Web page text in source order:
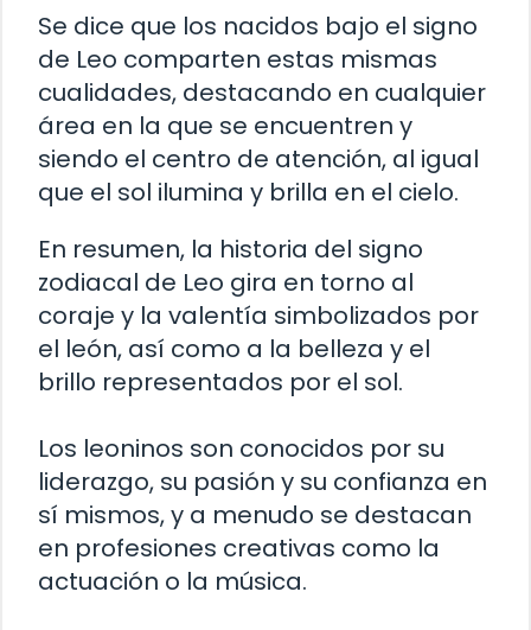
Se dice que los nacidos bajo el signo
de Leo comparten estas mismas
cualidades, destacando en cualquier
área en la que se encuentren y
siendo el centro de atención, al igual
que el sol ilumina y brilla en el cielo.
En resumen, la historia del signo
zodiacal de Leo gira en torno al
coraje y la valentía simbolizados por
el león, así como a la belleza y el
brillo representados por el sol.
Los leoninos son conocidos por su
liderazgo, su pasión y su confianza en
sí mismos, y a menudo se destacan
en profesiones creativas como la
actuación o la música.